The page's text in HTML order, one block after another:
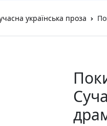
українська проза